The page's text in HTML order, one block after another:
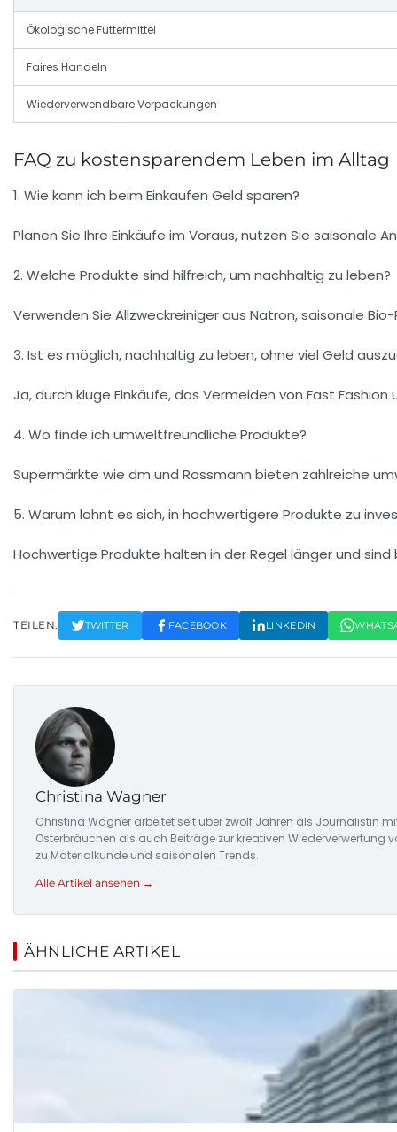
Ökologische Futtermittel
Faires Handeln
Wiederverwendbare Verpackungen
FAQ zu kostensparendem Leben im Alltag
1. Wie kann ich beim Einkaufen Geld sparen?
Planen Sie Ihre Einkäufe im Voraus, nutzen Sie saisonale
2. Welche Produkte sind hilfreich, um nachhaltig zu leben?
Verwenden Sie Allzweckreiniger aus Natron, saisonale
3. Ist es möglich, nachhaltig zu leben, ohne viel Geld
Ja, durch kluge Einkäufe, das Vermeiden von Fast
4. Wo finde ich umweltfreundliche Produkte?
Supermärkte wie dm und Rossmann bieten zahlreiche
5. Warum lohnt es sich, in hochwertigere Produkte zu
Hochwertige Produkte halten in der Regel länger und
TEILEN: TWITTER FACEBOOK LINKEDIN
Christina Wagner
Christina Wagner arbeitet seit über zwölf Jahren als Journalistin
Osterbräuchen als auch Beiträge zur kreativen
zu Materialkunde und saisonalen Trends.
Alle Artikel ansehen →
ÄHNLICHE ARTIKEL